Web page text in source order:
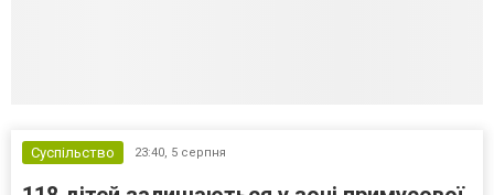
Суспільство 23:40, 5 серпня